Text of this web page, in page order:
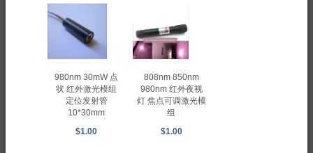
980nm 30mW 点
状 红外激光模组
定位发射管
10*30mm
$1.00
808nm 850nm
980nm 红外夜视
灯 焦点可调激光模
组
$1.00